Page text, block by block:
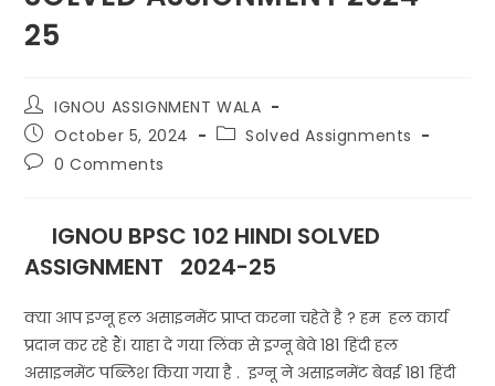
25
IGNOU ASSIGNMENT WALA
October 5, 2024
Solved Assignments
0 Comments
IGNOU BPSC 102 HINDI SOLVED
ASSIGNMENT 2024-25
क्या आप इग्नू हल असाइनमेंट प्राप्त करना चहेते है ? हम हल कार्य
प्रदान कर रहे हैं। याहा दे गया लिंक से इग्नू बेवे 181 हिंदी हल
असाइनमेंट पब्लिश किया गया है . इग्नू ने असाइनमेंट बेवई 181 हिंदी